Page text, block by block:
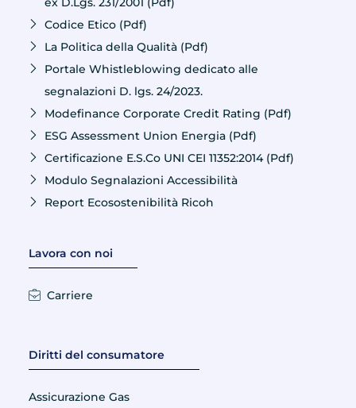
Codice Etico (Pdf)
La Politica della Qualità (Pdf)
Portale Whistleblowing dedicato alle
segnalazioni D. lgs. 24/2023.
Modefinance Corporate Credit Rating (Pdf)
ESG Assessment Union Energia (Pdf)
Certificazione E.S.Co UNI CEI 11352:2014 (Pdf)
Modulo Segnalazioni Accessibilità
Report Ecosostenibilità Ricoh
Lavora con noi
Carriere
Diritti del consumatore
Assicurazione Gas